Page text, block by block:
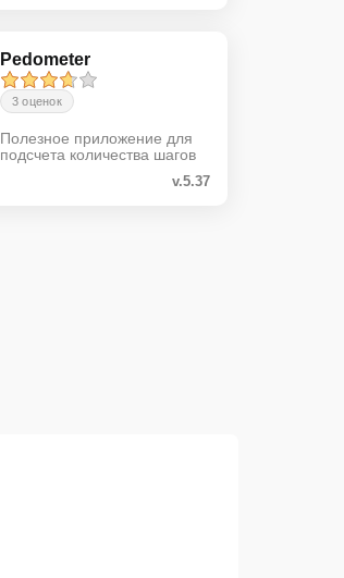
Pedometer
3 оценок
Полезное приложение для
подсчета количества шагов
v.5.37